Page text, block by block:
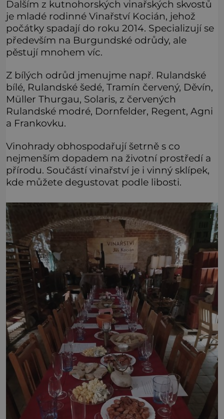
Dalším z kutnohorských vinařských skvostů
je mladé rodinné Vinařství Kocián, jehož
počátky spadají do roku 2014. Specializují se
především na Burgundské odrůdy, ale
pěstují mnohem víc.
Z bílých odrůd jmenujme např. Rulandské
bílé, Rulandské šedé, Tramín červený, Děvín,
Müller Thurgau, Solaris, z červených
Rulandské modré, Dornfelder, Regent, Agni
a Frankovku.
Vinohrady obhospodařují šetrně s co
nejmenším dopadem na životní prostředí a
přírodu. Součástí vinařství je i vinný sklípek,
kde můžete degustovat podle libosti.